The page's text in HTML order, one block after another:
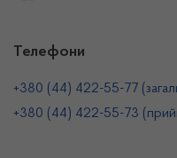
Телефони
+380 (44) 422-55-77
+380 (44) 422-55-73